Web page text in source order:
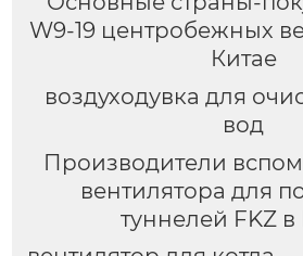
W9-19 центробежных
Китае
воздуходувка для
вод
Производители
вентилятора для
туннелей FKZ в